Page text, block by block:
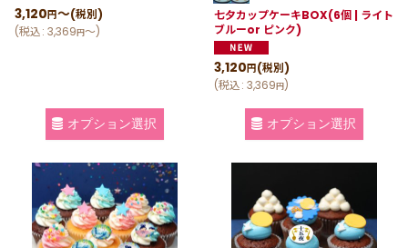
3,120円～(税別)
(税込: 3,369円～)
オプション選択
七夕カップケーキBOX(6個 | ライト
ブルーor ピンク)
3,120 円 (税別)
(税込: 3,369円)
オプション選択